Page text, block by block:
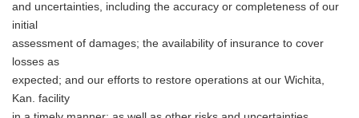
and uncertainties, including the accuracy or completeness of our
initial
assessment of damages; the availability of insurance to cover
losses as
expected; and our efforts to restore operations at our Wichita,
Kan. facility